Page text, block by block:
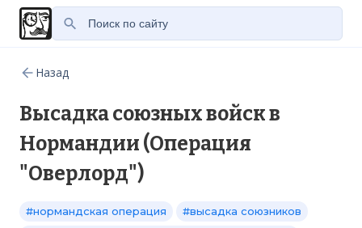
Назад
Высадка союзных войск в
Нормандии (Операция
"Оверлорд")
#нормандская операция
#высадка союзников